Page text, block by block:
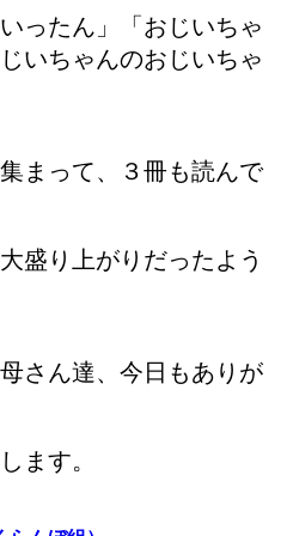
ったん」「おじいちゃ
いちゃんのおじいちゃ
まって、３冊も読んで
盛り上がりだったよう
さん達、今日もありが
ます。